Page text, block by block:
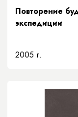
Повторение
экспедиции
2005 г.